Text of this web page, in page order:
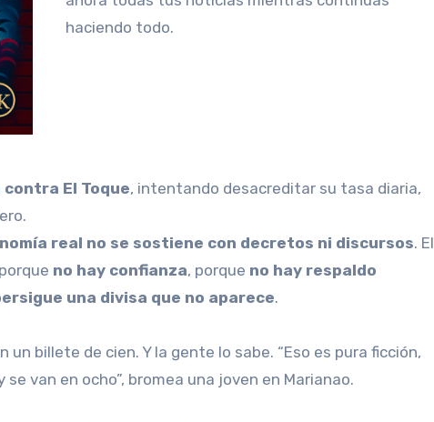
haciendo todo.
contra El Toque, intentando desacreditar su tasa diaria,
real no se sostiene con decretos ni discursos. El
no hay confianza, porque no hay respaldo
una divisa que no aparece.
billete de cien. Y la gente lo sabe. “Eso es pura ficción,
van en ocho”, bromea una joven en Marianao.